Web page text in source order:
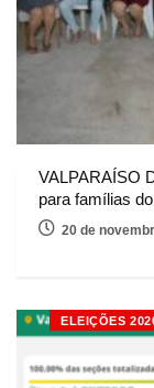
VALPARAÍSO
para famílias
20 de
ELEIÇÕES